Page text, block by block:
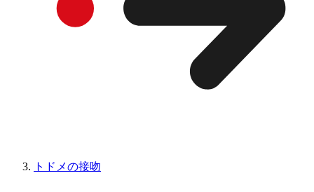
トドメの接吻